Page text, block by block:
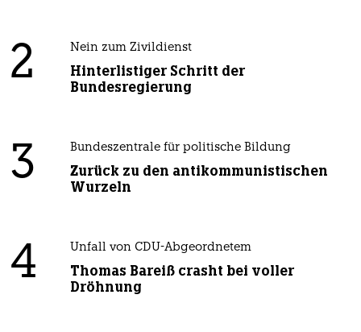
2 Nein zum Zivildienst
Hinterlistiger Schritt der
Bundesregierung
3 Bundeszentrale für politische Bildung
Zurück zu den antikommunistischen
Wurzeln
4 Unfall von CDU-Abgeordnetem
Thomas Bareiß crasht bei voller
Dröhnung